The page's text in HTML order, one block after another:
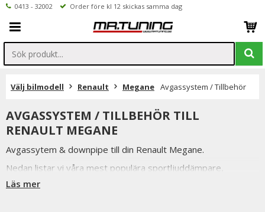
0413 - 32002 Order före kl 12 skickas samma dag
Välj bilmodell Renault Megane Avgassystem / Tillbehör
AVGASSYSTEM / TILLBEHÖR TILL
RENAULT MEGANE
Avgassytem & downpipe till din Renault Megane.
Nedan listar vi våra mest populära sportljuddämpare,
sportavgassystem samt downpipe till Renault Megane.
Läs mer